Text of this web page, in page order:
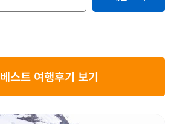
베스트 여행후기 보기